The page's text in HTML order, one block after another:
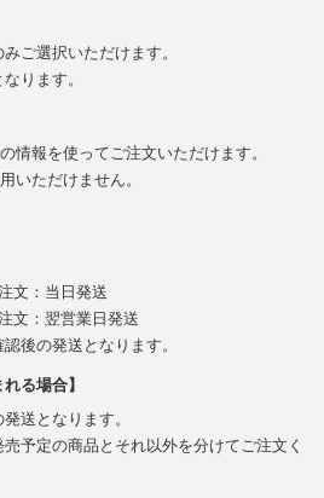
ご選択いただけます。
ります。
情報を使ってご注文いただけます。
いただけません。
文：当日発送
文：翌営業日発送
後の発送となります。
る場合】
送となります。
予定の商品とそれ以外を分けてご注文く